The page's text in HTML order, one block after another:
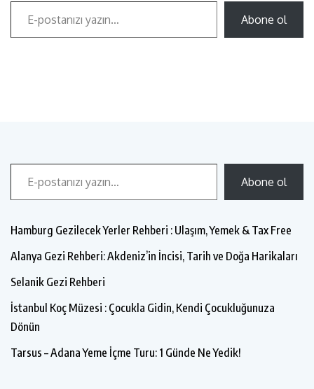
Abone ol
Abone ol
Hamburg Gezilecek Yerler Rehberi : Ulaşım, Yemek & Tax Free
Alanya Gezi Rehberi: Akdeniz’in İncisi, Tarih ve Doğa Harikaları
Selanik Gezi Rehberi
İstanbul Koç Müzesi : Çocukla Gidin, Kendi Çocukluğunuza
Dönün
Tarsus – Adana Yeme İçme Turu: 1 Günde Ne Yedik!